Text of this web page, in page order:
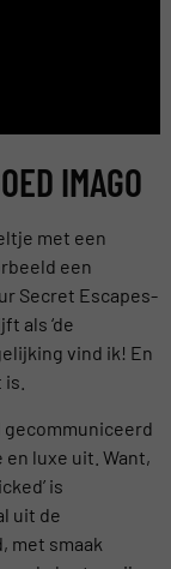
IMAGO
met een
een
Secret Escapes-
als ‘de
vind ik! En
gecommuniceerd
luxe uit. Want,
is
uit de
met smaak